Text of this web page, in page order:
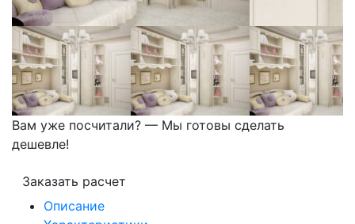
Вам уже посчитали? — Мы готовы сделать
дешевле!
Заказать расчет
Описание